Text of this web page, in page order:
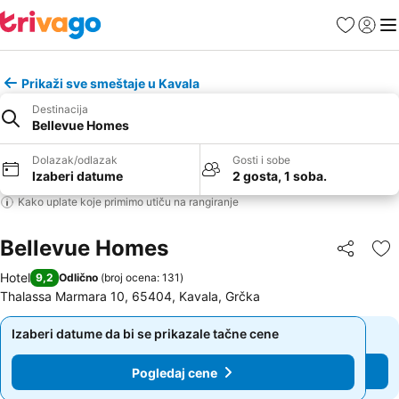
FavoritiPrijavi
Prikaži sve smeštaje u Kavala
Destinacija
Bellevue Homes
Dolazak/odlazak
Izaberi datume
Gosti i sobe
2 gosta, 1 soba.
Kako uplate koje primimo utiču na rangiranje
Bellevue Homes Deli
Hotel 9,2 Odlično (broj ocena: 131)
Thalassa Marmara 10, 65404, Kavala, Grčka
Izaberi datume da bi se prikazale tačne cene
Pogledaj cene
Izaberi datume da bi se prikazale tačne cene
Pogledaj cene